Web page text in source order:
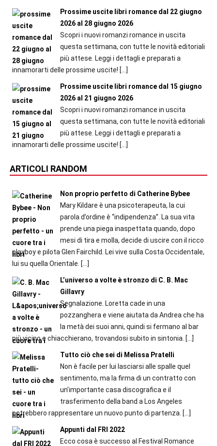
Prossime uscite libri romance dal 22 giugno
2026 al 28 giugno 2026
Scopri i nuovi romanzi romance in uscita
questa settimana, con tutte le novità editoriali
più attese. Leggi i dettagli e preparati a
innamorarti delle prossime uscite! […]
Prossime uscite libri romance dal 15 giugno
2026 al 21 giugno 2026
Scopri i nuovi romanzi romance in uscita
questa settimana, con tutte le novità editoriali
più attese. Leggi i dettagli e preparati a
innamorarti delle prossime uscite! […]
ARTICOLI RANDOM
Non proprio perfetto di Catherine Bybee
Mary Kildare è una psicoterapeuta, la cui
parola d’ordine è “indipendenza”. La sua vita
prende una piega inaspettata quando, dopo
mesi di tira e molla, decide di uscire con il ricco
playboy e pilota Glen Fairchild. Lei vive sulla Costa Occidentale,
lui su quella Orientale. […]
L’universo a volte è stronzo di C. B. Mac
Gillavry
Segnalazione. Loretta cade in una
pozzanghera e viene aiutata da Andrea che ha
la metà dei suoi anni, quindi si fermano al bar
più vicino e chiacchierano, trovandosi subito in sintonia. […]
Tutto ciò che sei di Melissa Pratelli
Non è facile per lui lasciarsi alle spalle quel
sentimento, ma la firma di un contratto con
un'importante casa discografica e il
trasferimento della band a Los Angeles
potrebbero rappresentare un nuovo punto di partenza. […]
Appunti dal FRI 2022
Ecco cosa è successo al Festival Romance